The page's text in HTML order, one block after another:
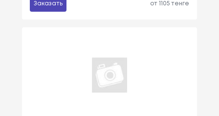
Заказать от 1105 тенге